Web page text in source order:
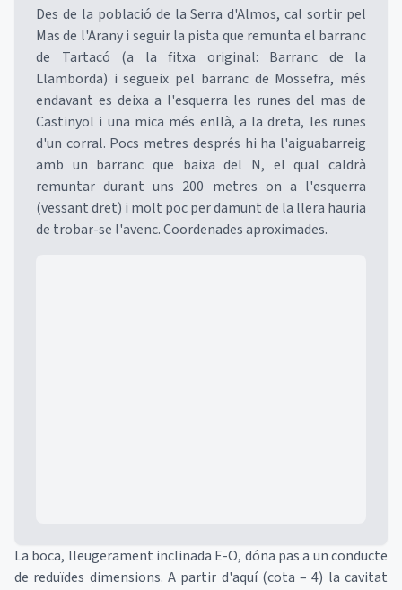
Des de la població de la Serra d'Almos, cal sortir pel
Mas de l'Arany i seguir la pista que remunta el barranc
de Tartacó (a la fitxa original: Barranc de la
Llamborda) i segueix pel barranc de Mossefra, més
endavant es deixa a l'esquerra les runes del mas de
Castinyol i una mica més enllà, a la dreta, les runes
d'un corral. Pocs metres després hi ha l'aiguabarreig
amb un barranc que baixa del N, el qual caldrà
remuntar durant uns 200 metres on a l'esquerra
(vessant dret) i molt poc per damunt de la llera hauria
de trobar-se l'avenc. Coordenades aproximades.
La boca, lleugerament inclinada E-O, dóna pas a un conducte
de reduïdes dimensions. A partir d'aquí (cota – 4) la cavitat